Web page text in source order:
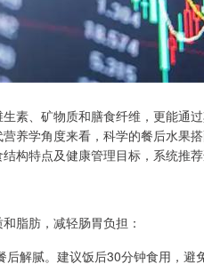
素、矿物质和膳食纤维，更能通
养学角度来看，科学的餐后水果
构特点及健康管理目标，系统推
脂肪，减轻肠胃负担：
解腻。建议饭后30分钟食用，避